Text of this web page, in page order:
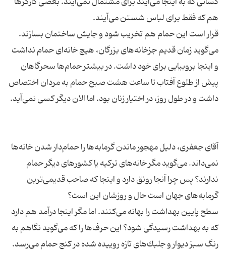
قرار است این حمام هم تخریب شود و جایش ساختمان بسازند.
می‌گوید زمان قدیم جزخانه‌های بزرگان، هیچ خانه‌ای حمام نداشت
و اینجا بروبیایی برای خود داشت. در بیشتر حمام‌ها سحرگاهان
پیش از طلوع آفتاب تا ساعت هشت صبح حمام به مردان اختصاص
آقای جعفری، دلیل مهجور ماندن گرمابه‌ها را حمام‌دار شدن خانه‌ها
نمی‌داند. می‌گوید مگر خانه‌های تركیه یا كشورهای دیگر حمام
ندارند؟ پس چرا آنجا رونق دارد و اینجا كه صاحب قدیمی‌ترین
سطح پایین بهداشت را بهانه می‌كنند. اما مگر اینجا درآمد هم دارد
كه به بهداشت رسیدگی شود؟ این حرف‌ها را كه می‌گوید نگاهم به